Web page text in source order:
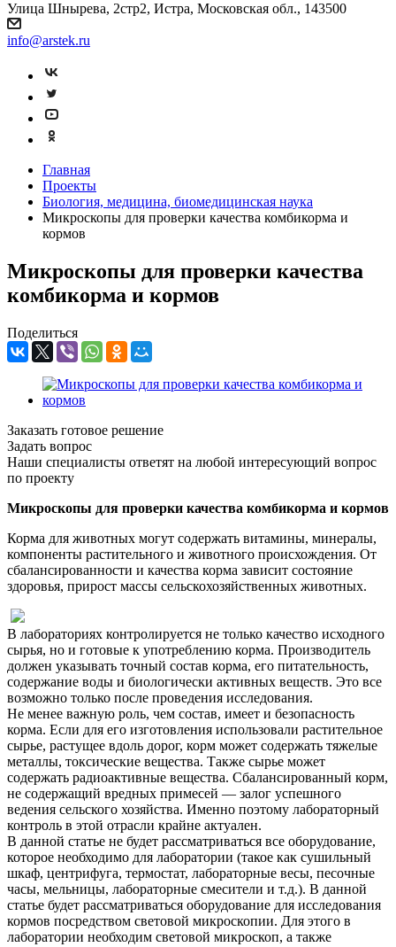
Улица Шнырева, 2стр2, Истра, Московская обл., 143500
info@arstek.ru
Главная
Проекты
Биология, медицина, биомедицинская наука
Микроскопы для проверки качества комбикорма и
кормов
Микроскопы для проверки качества
комбикорма и кормов
Поделиться
Заказать готовое решение
Задать вопрос
Наши специалисты ответят на любой интересующий вопрос
по проекту
Микроскопы для проверки качества комбикорма и кормов
Корма для животных могут содержать витамины, минералы,
компоненты растительного и животного происхождения. От
сбалансированности и качества корма зависит состояние
здоровья, прирост массы сельскохозяйственных животных.
В лабораториях контролируется не только качество исходного
сырья, но и готовые к употреблению корма. Производитель
должен указывать точный состав корма, его питательность,
содержание воды и биологически активных веществ. Это все
возможно только после проведения исследования.
Не менее важную роль, чем состав, имеет и безопасность
корма. Если для его изготовления использовали растительное
сырье, растущее вдоль дорог, корм может содержать тяжелые
металлы, токсические вещества. Также сырье может
содержать радиоактивные вещества. Сбалансированный корм,
не содержащий вредных примесей — залог успешного
ведения сельского хозяйства. Именно поэтому лабораторный
контроль в этой отрасли крайне актуален.
В данной статье не будет рассматриваться все оборудование,
которое необходимо для лаборатории (такое как сушильный
шкаф, центрифуга, термостат, лабораторные весы, песочные
часы, мельницы, лабораторные смесители и т.д.). В данной
статье будет рассматриваться оборудование для исследования
кормов посредством световой микроскопии. Для этого в
лаборатории необходим световой микроскоп, а также